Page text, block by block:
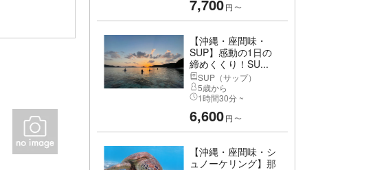
7,700円 〜
【沖縄・座間味・
SUP】感動の1日の
締めくくり！SU...
SUP（サップ）
5歳から
1時間30分 ~
6,600円 〜
【沖縄・座間味・シ
ュノーケリング】那